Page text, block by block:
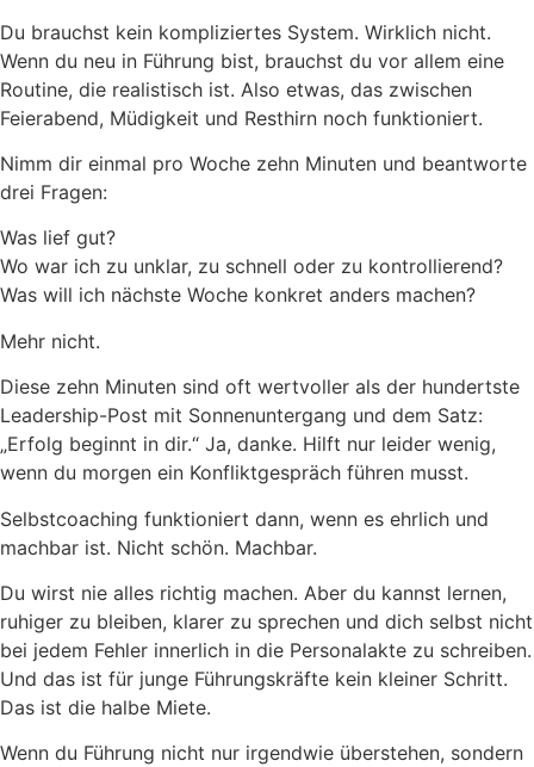
Du brauchst kein kompliziertes System. Wirklich nicht.
Wenn du neu in Führung bist, brauchst du vor allem eine
Routine, die realistisch ist. Also etwas, das zwischen
Feierabend, Müdigkeit und Resthirn noch funktioniert.
Nimm dir einmal pro Woche zehn Minuten und beantworte
drei Fragen:
Was lief gut?
Wo war ich zu unklar, zu schnell oder zu kontrollierend?
Was will ich nächste Woche konkret anders machen?
Mehr nicht.
Diese zehn Minuten sind oft wertvoller als der hundertste
Leadership-Post mit Sonnenuntergang und dem Satz:
„Erfolg beginnt in dir.“ Ja, danke. Hilft nur leider wenig,
wenn du morgen ein Konfliktgespräch führen musst.
Selbstcoaching funktioniert dann, wenn es ehrlich und
machbar ist. Nicht schön. Machbar.
Du wirst nie alles richtig machen. Aber du kannst lernen,
ruhiger zu bleiben, klarer zu sprechen und dich selbst nicht
bei jedem Fehler innerlich in die Personalakte zu schreiben.
Und das ist für junge Führungskräfte kein kleiner Schritt.
Das ist die halbe Miete.
Wenn du Führung nicht nur irgendwie überstehen, sondern